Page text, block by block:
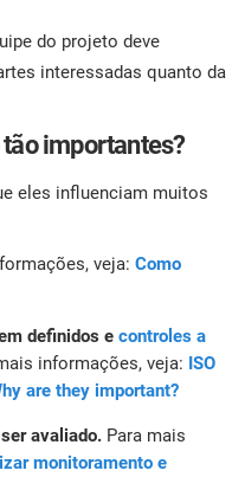
do projeto deve
interessadas quanto da
importantes?
eles influenciam muitos
veja: Como
definidos e controles a
informações, veja: ISO
are they important?
avaliado. Para mais
monitoramento e